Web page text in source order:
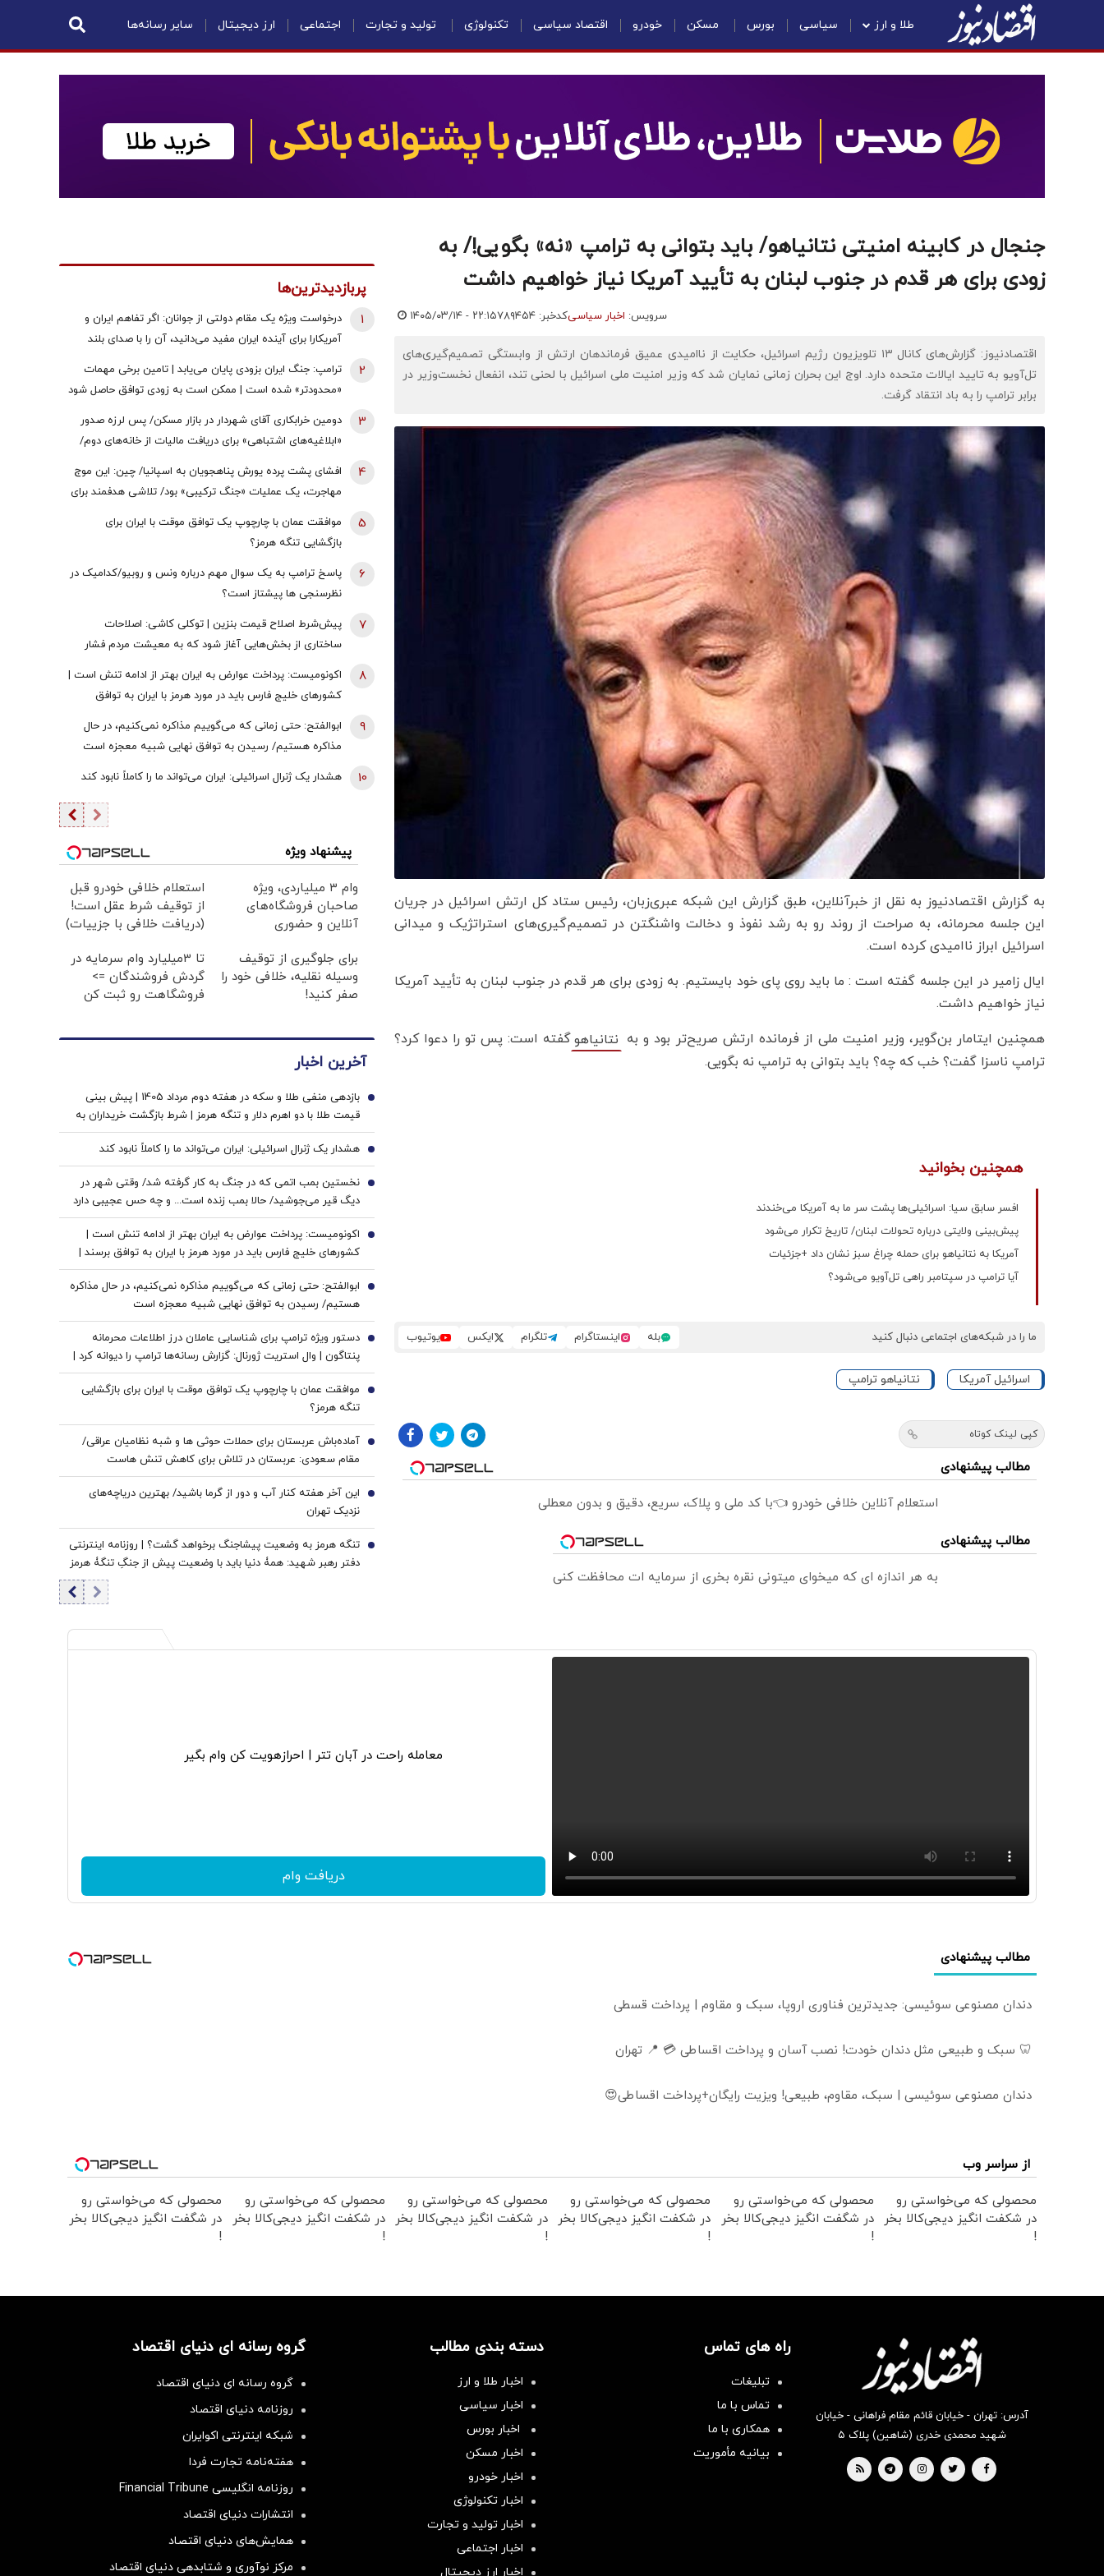
طلا و ارز سیاسی بورس مسکن خودرو اقتصاد سیاسی تکنولوژی تولید و تجارت اجتماعی ارز دیجیتال سایر رسانه‌ها
جنجال در کابینه امنیتی نتانیاهو/ باید بتوانی به ترامپ «نه» بگویی!/ به
زودی برای هر قدم در جنوب لبنان به تأیید آمریکا نیاز خواهیم داشت
سرویس: اخبار سیاسیکدخبر: ۷۸۹۴۵۴ ۱۴۰۵/۰۳/۱۴ - ۲۲:۱۵
اقتصادنیوز: گزارش‌های کانال ۱۳ تلویزیون رژیم اسرائیل، حکایت از ناامیدی عمیق فرماندهان ارتش از وابستگی تصمیم‌گیری‌های
تل‌آویو به تایید ایالات متحده دارد. اوج این بحران زمانی نمایان شد که وزیر امنیت ملی اسرائیل با لحنی تند، انفعال نخست‌وزیر در
برابر ترامپ را به باد انتقاد گرفت.
به گزارش اقتصادنیوز به نقل از خبرآنلاین، طبق گزارش این شبکه عبری‌زبان، رئیس ستاد کل ارتش اسرائیل در جریان
این جلسه محرمانه، به صراحت از روند رو به رشد نفوذ و دخالت واشنگتن در تصمیم‌گیری‌های استراتژیک و میدانی
اسرائیل ابراز ناامیدی کرده است.
ایال زامیر در این جلسه گفته است : ما باید روی پای خود بایستیم. به زودی برای هر قدم در جنوب لبنان به تأیید آمریکا
نیاز خواهیم داشت.
همچنین ایتامار بن‌گویر، وزیر امنیت ملی از فرمانده ارتش صریح‌تر بود و به نتانیاهوگفته است: پس تو را دعوا کرد؟
ترامپ ناسزا گفت؟ خب که چه؟ باید بتوانی به ترامپ نه بگویی.
همچنین بخوانید
افسر سابق سیا: اسرائیلی‌ها پشت سر ما به آمریکا می‌خندند
پیش‌بینی ولایتی درباره تحولات لبنان/ تاریخ تکرار می‌شود
آمریکا به نتانیاهو برای حمله چراغ سبز نشان داد +جزئیات
آیا ترامپ در سپتامبر راهی تل‌آویو می‌شود؟
ما را در شبکه‌های اجتماعی دنبال کنید بله اینستاگرام تلگرام ایکس یوتیوب
اسرائیل آمریکا نتانیاهو ترامپ
کپی لینک کوتاه
مطالب پیشنهادی
استعلام آنلاین خلافی خودرو 👈با کد ملی و پلاک، سریع، دقیق و بدون معطلی
مطالب پیشنهادی
به هر اندازه ای که میخوای میتونی نقره بخری از سرمایه ات محافظت کنی
پربازدیدترین‌ها
درخواست ویژه یک مقام دولتی از جوانان: اگر تفاهم ایران و
آمریکارا برای آینده ایران مفید می‌دانید، آن را با صدای بلند
مطالبه کنید | کنشکر و ‌ذی‌نفع باشید، منفعل نمانید
1
ترامپ: جنگ ایران بزودی پایان می‌یابد | تامین برخی مهمات
«محدودتر» شده است | ممکن است به زودی توافق حاصل شود
2
دومین خرابکاری آقای شهردار در بازار مسکن/ پس لرزه صدور
«ابلاغیه‌های اشتباهی» برای دریافت مالیات از خانه‌‌های دوم/
3
افشای پشت پرده یورش پناهجویان به اسپانیا/ چین: این موج
مهاجرت، یک عملیات «جنگ ترکیبی» بود/ تلاشی هدفمند برای
4
موافقت عمان با چارچوپ یک توافق موقت با ایران برای
بازگشایی تنگه هرمز؟
5
پاسخ ترامپ به یک سوال مهم درباره ونس و روبیو/کدامیک در
نظرسنجی ها پیشتاز است؟
6
پیش‌شرط اصلاح قیمت بنزین | توکلی کاشی: اصلاحات
ساختاری از بخش‌هایی آغاز شود که به معیشت مردم فشار
7
اکونومیست: پرداخت عوارض به ایران بهتر از ادامه تنش است |
کشورهای خلیج فارس باید در مورد هرمز با ایران به توافق
برسند | اعراب در مخمصهِ ترامپ گرفتار شده‌اند
8
ابوالفتح: حتی زمانی که می‌گوییم مذاکره نمی‌کنیم، در حال
مذاکره هستیم/ رسیدن به توافق نهایی شبیه معجزه است
9
هشدار یک ژنرال اسرائیلی: ایران می‌تواند ما را کاملاً نابود کند 10
پیشنهاد ویژه
وام ۳ میلیاردی، ویژه
صاحبان فروشگاه‌های
آنلاین و حضوری
استعلام خلافی خودرو قبل
از توقیف شرط عقل است!
(دریافت خلافی با جزییات)
برای جلوگیری از توقیف
وسیله نقلیه، خلافی خود را
صفر کنید!
تا 3میلیارد وام سرمایه در
گردش فروشندگان =>
فروشگاهت رو ثبت کن
آخرین اخبار
بازدهی منفی طلا و سکه در هفته دوم مرداد 1405 | پیش بینی
قیمت طلا با دو اهرم دلار و تنگه هرمز | شرط بازگشت خریداران به
بازار
1
هشدار یک ژنرال اسرائیلی: ایران می‌تواند ما را کاملاً نابود کند 2
نخستین بمب اتمی که در جنگ به کار گرفته شد/ وقتی شهر در
دیگ قیر می‌جوشید/ حالا بمب زنده است... و چه حس عجیبی دارد
که پشت سر تو باشد
3
اکونومیست: پرداخت عوارض به ایران بهتر از ادامه تنش است |
کشورهای خلیج فارس باید در مورد هرمز با ایران به توافق برسند |
اعراب در مخمصهِ ترامپ گرفتار شده‌اند
4
ابوالفتح: حتی زمانی که می‌گوییم مذاکره نمی‌کنیم، در حال مذاکره
هستیم/ رسیدن به توافق نهایی شبیه معجزه است
5
دستور ویژه ترامپ برای شناسایی عاملان درز اطلاعات محرمانه
پنتاگون | وال استریت ژورنال: گزارش رسانه‌ها ترامپ را دیوانه کرد |
ایران جسورتر می شود اگر...
6
موافقت عمان با چارچوپ یک توافق موقت با ایران برای بازگشایی
تنگه هرمز؟
7
آماده‌باش عربستان برای حملات حوثی ها و شبه نظامیان عراقی/
مقام سعودی: عربستان در تلاش برای کاهش تنش هاست
8
این آخر هفته کنار آب و دور از گرما باشید/ بهترین دریاچه‌های
نزدیک تهران
9
تنگه هرمز به وضعیت پیشاجنگ برخواهد گشت؟ | روزنامه اینترنتی
دفتر رهبر شهید: همۀ دنیا باید با وضعیت پیش از جنگِ تنگۀ هرمز
10
معامله راحت در آبان تتر | احرازهویت کن وام بگیر
دریافت وام
مطالب پیشنهادی
دندان مصنوعی سوئیسی: جدیدترین فناوری اروپا، سبک و مقاوم | پرداخت قسطی
🦷 سبک و طبیعی مثل دندان خودت! نصب آسان و پرداخت اقساطی 💳 📍 تهران
دندان مصنوعی سوئیسی | سبک، مقاوم، طبیعی! ویزیت رایگان+پرداخت اقساطی😍
از سراسر وب
محصولی که می‌خواستی رو
در شکفت انگیز دیجی‌کالا بخر
!
محصولی که می‌خواستی رو
در شگفت انگیز دیجی‌کالا بخر
!
محصولی که می‌خواستی رو
در شکفت انگیز دیجی‌کالا بخر
!
محصولی که می‌خواستی رو
در شکفت انگیز دیجی‌کالا بخر
!
محصولی که می‌خواستی رو
در شکفت انگیز دیجی‌کالا بخر
!
محصولی که می‌خواستی رو
در شگفت انگیز دیجی‌کالا بخر
!
آدرس: تهران - خیابان قائم مقام فراهانی - خیابان
شهید محمدی خدری (شاهین) پلاک ۵
راه های تماس
تبلیغات
تماس با ما
همکاری با ما
بیانیه مأموریت
دسته بندی مطالب
اخبار طلا و ارز
اخبار سیاسی
اخبار بورس
اخبار مسکن
اخبار خودرو
اخبار تکنولوژی
اخبار تولید و تجارت
اخبار اجتماعی
اخبار ارز دیجیتال
گروه رسانه ای دنیای اقتصاد
گروه رسانه ای دنیای اقتصاد
روزنامه دنیای اقتصاد
شبکه اینترنتی اکوایران
هفته‌نامه تجارت فردا
روزنامه انگلیسی Financial Tribune
انتشارات دنیای اقتصاد
همایش‌های دنیای اقتصاد
مرکز نوآوری و شتابدهی دنیای اقتصاد